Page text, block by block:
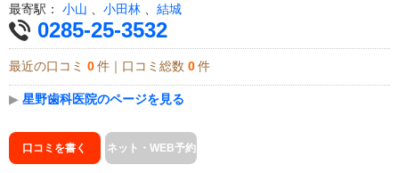
最寄駅： 小山 小田林 結城
0285-25-3532
最近の口コミ 0 件｜口コミ総数 0 件
▶ 星野歯科医院のページを見る
口コミを書く ネット・WEB予約